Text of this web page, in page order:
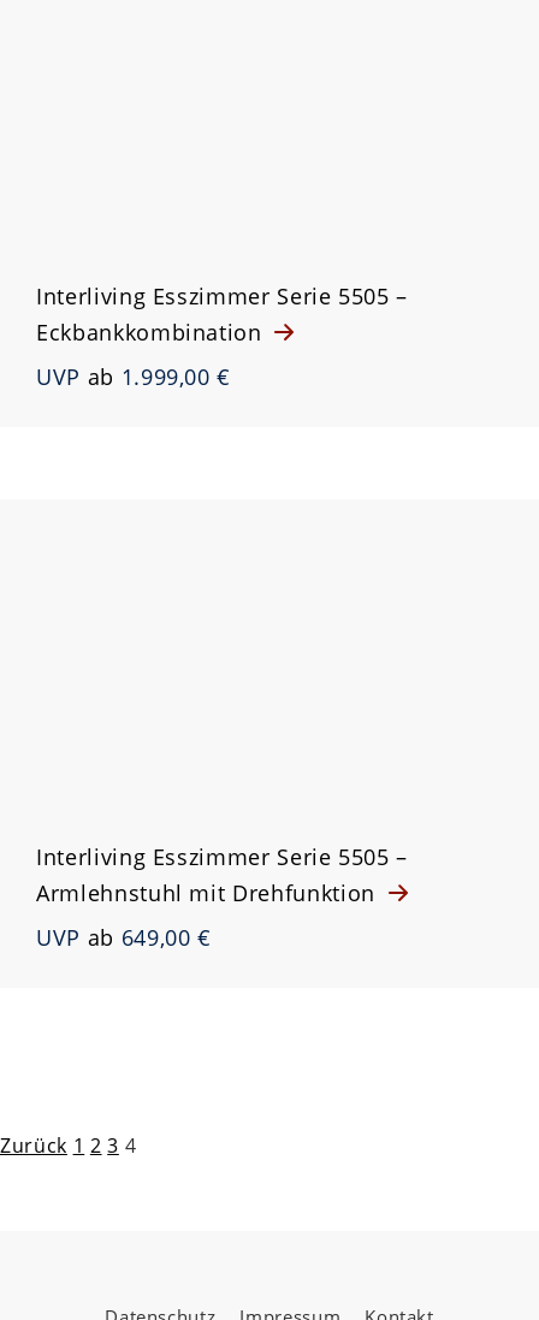
Interliving Esszimmer Serie 5505 –
Eckbankkombination
UVP ab 1.999,00 €
Interliving Esszimmer Serie 5505 –
Armlehnstuhl mit Drehfunktion
UVP ab 649,00 €
Seitennummerierung
der
Zurück 1 2 3 4